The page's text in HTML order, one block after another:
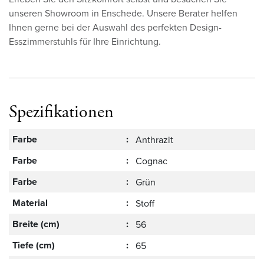
unseren Showroom in Enschede. Unsere Berater helfen
Ihnen gerne bei der Auswahl des perfekten Design-
Esszimmerstuhls für Ihre Einrichtung.
Spezifikationen
Farbe : Anthrazit
Farbe : Cognac
Farbe : Grün
Material : Stoff
Breite (cm) : 56
Tiefe (cm) : 65